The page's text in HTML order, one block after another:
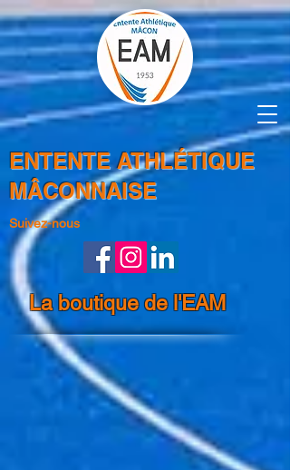
ENTENTE ATHLÉTIQUE
MÂCONNAISE
Suivez-nous
La boutique de l'EAM